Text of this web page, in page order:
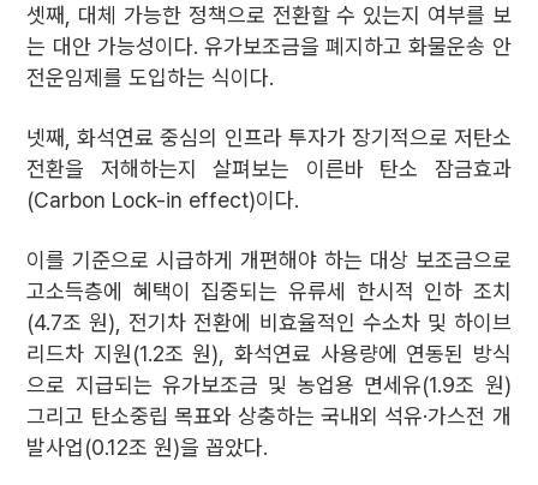
셋째, 대체 가능한 정책으로 전환할 수 있는지 여부를 보
는 대안 가능성이다. 유가보조금을 폐지하고 화물운송 안
전운임제를 도입하는 식이다.
넷째, 화석연료 중심의 인프라 투자가 장기적으로 저탄소
전환을 저해하는지 살펴보는 이른바 탄소 잠금효과
(Carbon Lock-in effect)이다.
이를 기준으로 시급하게 개편해야 하는 대상 보조금으로
고소득층에 혜택이 집중되는 유류세 한시적 인하 조치
(4.7조 원), 전기차 전환에 비효율적인 수소차 및 하이브
리드차 지원(1.2조 원), 화석연료 사용량에 연동된 방식
으로 지급되는 유가보조금 및 농업용 면세유(1.9조 원)
그리고 탄소중립 목표와 상충하는 국내외 석유·가스전 개
발사업(0.12조 원)을 꼽았다.